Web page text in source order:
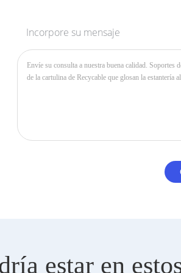
Incorpore su mensaje
estar en